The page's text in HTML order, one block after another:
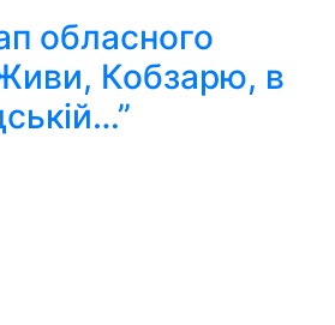
обласного
Кобзарю, в